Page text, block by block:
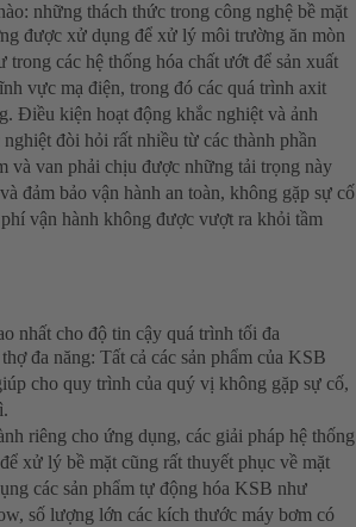
những thách thức trong công nghệ bề mặt
được xử dụng để xử lý môi trường ăn mòn
các hệ thống hóa chất ướt để sản xuất
vực mạ điện, trong đó các quá trình axit
Điều kiện hoạt động khắc nghiệt và ảnh
đòi hỏi rất nhiều từ các thành phần
và van phải chịu được những tải trọng này
đảm bảo vận hành an toàn, không gặp sự cố
vận hành không được vượt ra khỏi tầm
nhất cho độ tin cậy quá trình tối đa
đa năng: Tất cả các sản phẩm của KSB
cho quy trình của quý vị không gặp sự cố,
riêng cho ứng dụng, các giải pháp hệ thống
xử lý bề mặt cũng rất thuyết phục về mặt
các sản phẩm tự động hóa KSB như
số lượng lớn các kích thước máy bơm có